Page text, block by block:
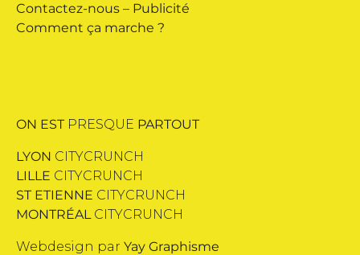
Contactez-nous – Publicité
Comment ça marche ?
ON EST PRESQUE PARTOUT
LYON CITYCRUNCH
LILLE CITYCRUNCH
ST ETIENNE CITYCRUNCH
MONTRÉALCITYCRUNCH
Webdesign par Yay Graphisme